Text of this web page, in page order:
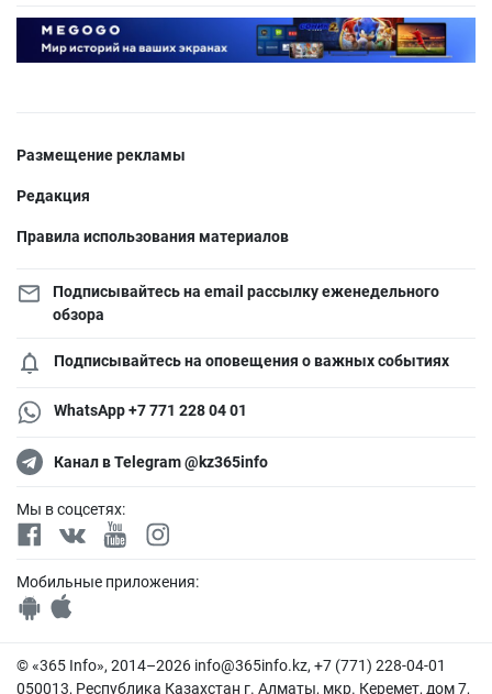
Размещение рекламы
Редакция
Правила использования материалов
Подписывайтесь на email рассылку еженедельного
обзора
Подписывайтесь на оповещения о важных событиях
WhatsApp +7 771 228 04 01
Канал в Telegram @kz365info
Мы в соцсетях:
Мобильные приложения:
© «365 Info», 2014–2026 info@365info.kz, +7 (771) 228-04-01
050013, Республика Казахстан г. Алматы, мкр. Керемет, дом 7,